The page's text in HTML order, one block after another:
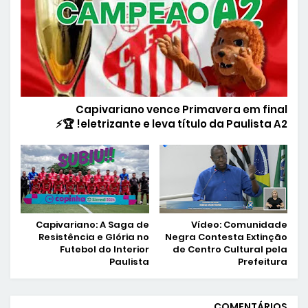
Capivariano vence Primavera em final
eletrizante e leva título da Paulista A2! 🏆⚡
Vídeo: Comunidade
Negra Contesta Extinção
de Centro Cultural pela
Prefeitura
Capivariano: A Saga de
Resistência e Glória no
Futebol do Interior
Paulista